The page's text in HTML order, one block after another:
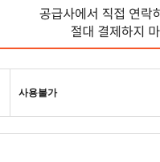
사용불가